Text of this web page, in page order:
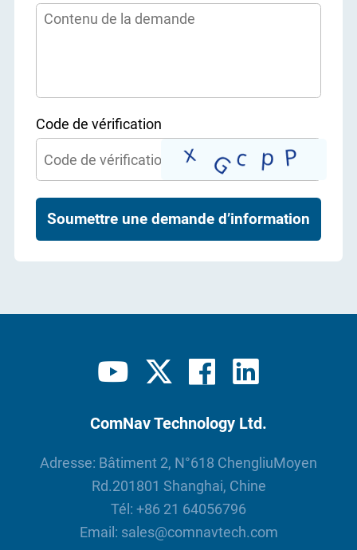
Code de vérification
Soumettre une demande d’information
ComNav Technology Ltd.
Adresse: Bâtiment 2, N°618 ChengliuMoyen
Rd.201801 Shanghai, Chine
Tél: +86 21 64056796
Email: sales@comnavtech.com